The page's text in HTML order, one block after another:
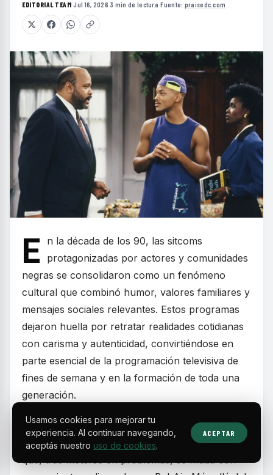
EDITORIAL TEAM·Jul 16, 2026·3 min de lectura·Fuente: praisedc.com
E
n la década de los 90, las sitcoms
protagonizadas por actores y comunidades
negras se consolidaron como un fenómeno
cultural que combinó humor, valores familiares y
mensajes sociales relevantes. Estos programas
dejaron huella por retratar realidades cotidianas
con carisma y autenticidad, convirtiéndose en
parte esencial de la programación televisiva de
fines de semana y en la formación de toda una
generación.
Series comoThe Fresh Prince of Bel-Air
mostraron la historia de un joven de Filadelfia
Usamos cookies para mejorar tu
experiencia. Al continuar navegando,
aceptás nuestro uso de cookies.
ACEPTAR